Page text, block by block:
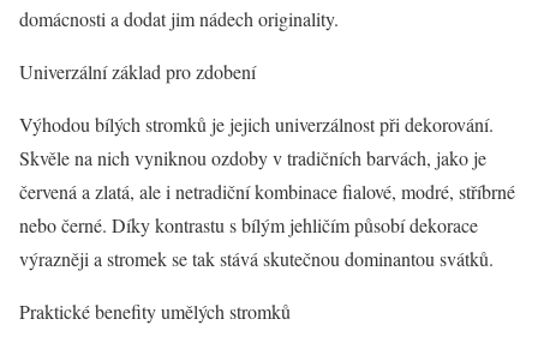
domácnosti a dodat jim nádech originality.
Univerzální základ pro zdobení
Výhodou bílých stromků je jejich univerzálnost při dekorování.
Skvěle na nich vyniknou ozdoby v tradičních barvách, jako je
červená a zlatá, ale i netradiční kombinace fialové, modré, stříbrné
nebo černé. Díky kontrastu s bílým jehličím působí dekorace
výrazněji a stromek se tak stává skutečnou dominantou svátků.
Praktické benefity umělých stromků